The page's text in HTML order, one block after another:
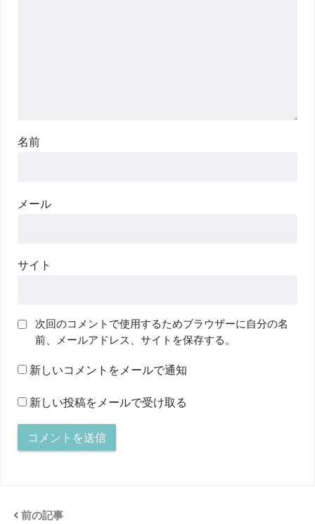
名前
メール
サイト
次回のコメントで使用するためブラウザーに自分の名
前、メールアドレス、サイトを保存する。
新しいコメントをメールで通知
新しい投稿をメールで受け取る
前の記事